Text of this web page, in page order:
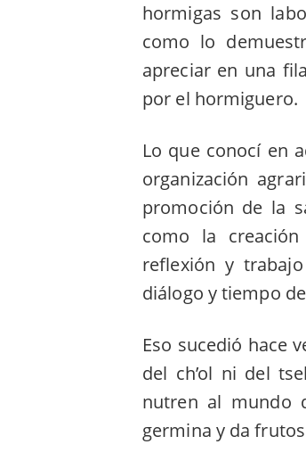
hormigas son
como lo
apreciar en una
por el hormiguero.
Lo que conocí en
organización
promoción de la
como la
reflexión y
diálogo y tiempo
Eso sucedió hace
del ch’ol ni del
nutren al mundo
germina y da